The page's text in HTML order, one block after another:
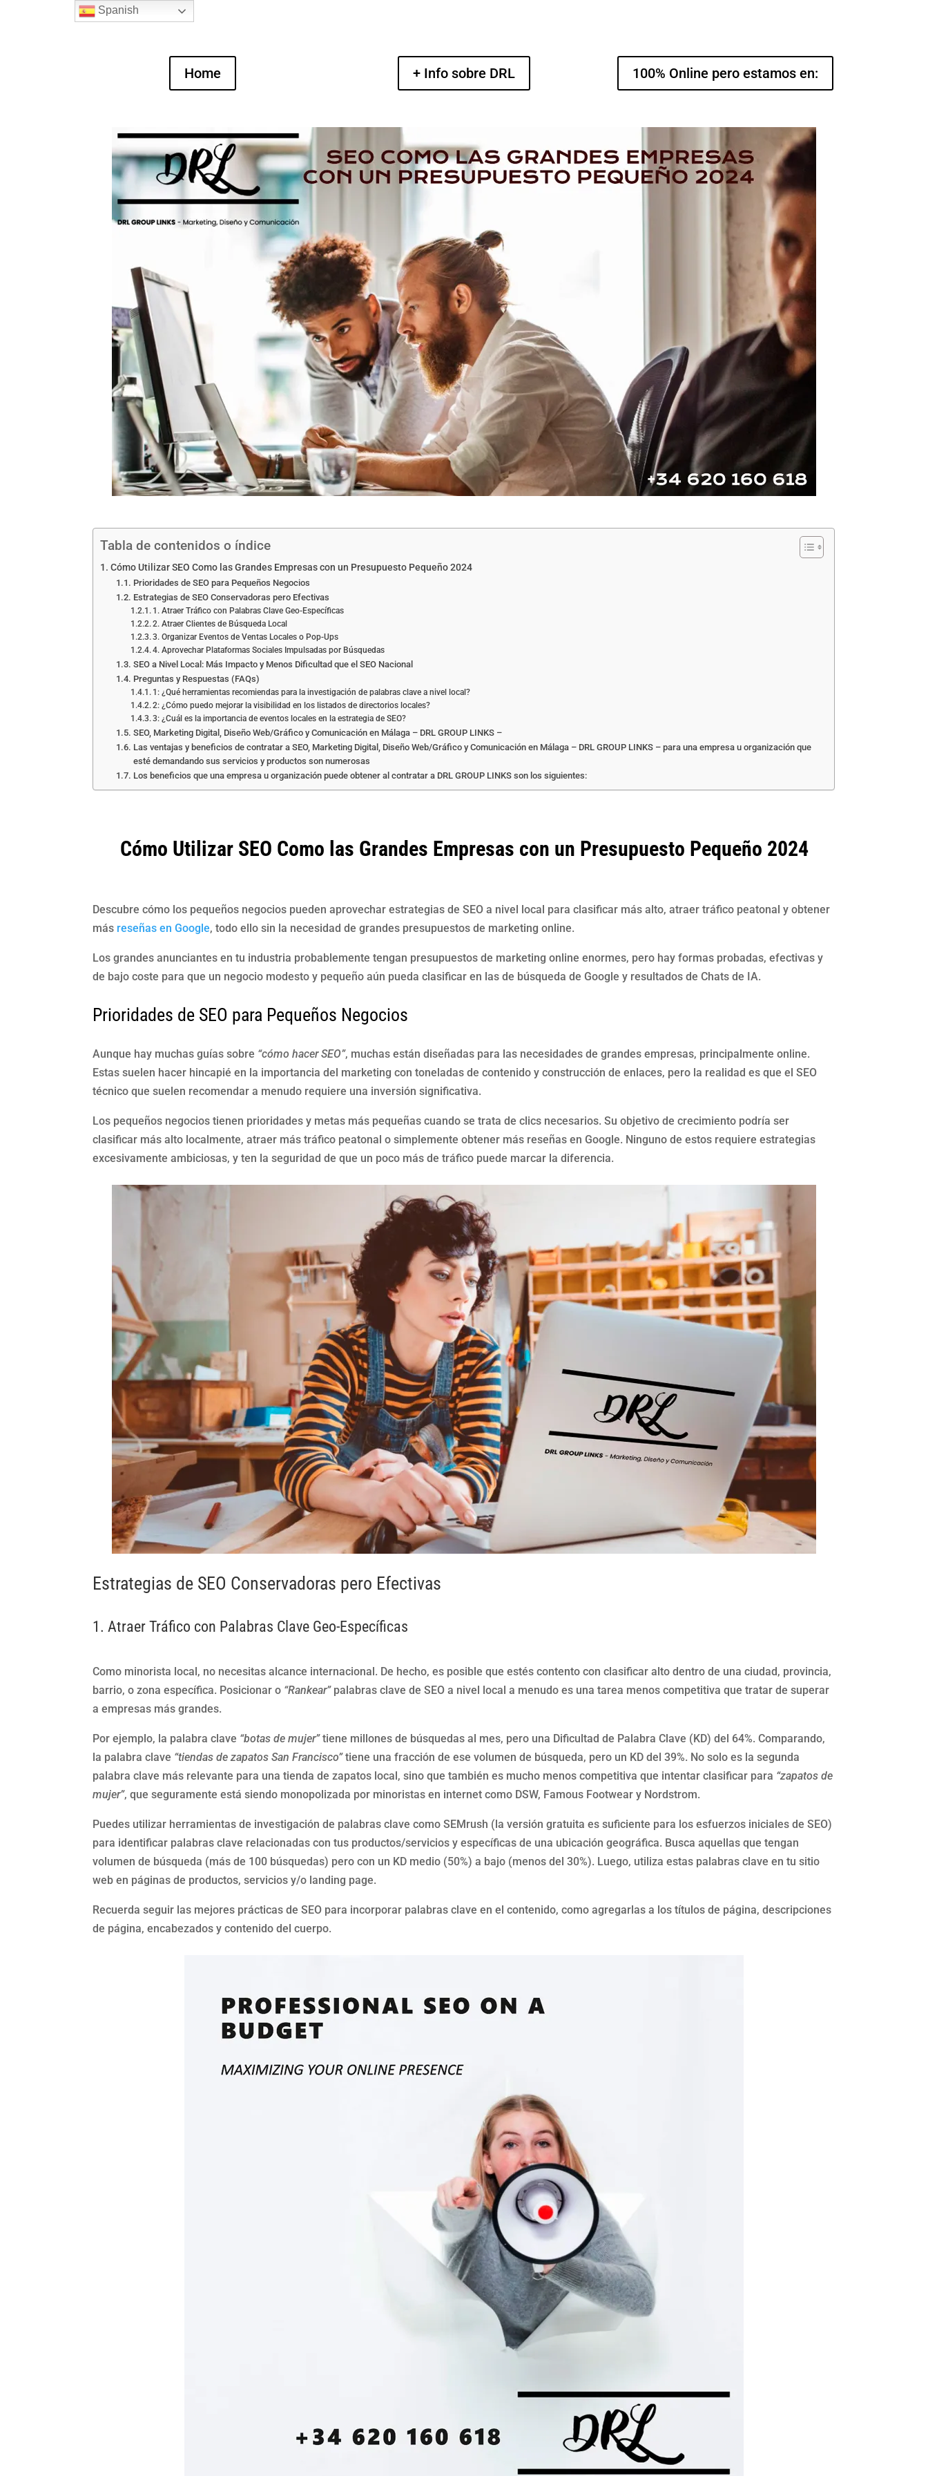
Home + Info sobre DRL 100% Online pero estamos en:
Tabla de contenidos o índice
Cómo Utilizar SEO Como las Grandes Empresas con un Presupuesto Pequeño 2024
Prioridades de SEO para Pequeños Negocios
Estrategias de SEO Conservadoras pero Efectivas
1. Atraer Tráfico con Palabras Clave Geo-Específicas
2. Atraer Clientes de Búsqueda Local
3. Organizar Eventos de Ventas Locales o Pop-Ups
4. Aprovechar Plataformas Sociales Impulsadas por Búsquedas
SEO a Nivel Local: Más Impacto y Menos Dificultad que el SEO Nacional
Preguntas y Respuestas (FAQs)
1: ¿Qué herramientas recomiendas para la investigación de palabras clave a nivel local?
2: ¿Cómo puedo mejorar la visibilidad en los listados de directorios locales?
3: ¿Cuál es la importancia de eventos locales en la estrategia de SEO?
SEO, Marketing Digital, Diseño Web/Gráfico y Comunicación en Málaga – DRL GROUP LINKS –
Las ventajas y beneficios de contratar a SEO, Marketing Digital, Diseño Web/Gráfico y Comunicación en Málaga – DRL GROUP LINKS – para una empresa u organización que
esté demandando sus servicios y productos son numerosas
Los beneficios que una empresa u organización puede obtener al contratar a DRL GROUP LINKS son los siguientes:
Cómo Utilizar SEO Como las Grandes Empresas con un Presupuesto Pequeño 2024
Descubre cómo los pequeños negocios pueden aprovechar estrategias de SEO a nivel local para clasificar más alto, atraer tráfico peatonal y obtener
más reseñas en Google, todo ello sin la necesidad de grandes presupuestos de marketing online.
Los grandes anunciantes en tu industria probablemente tengan presupuestos de marketing online enormes, pero hay formas probadas, efectivas y
de bajo coste para que un negocio modesto y pequeño aún pueda clasificar en las de búsqueda de Google y resultados de Chats de IA.
Prioridades de SEO para Pequeños Negocios
Aunque hay muchas guías sobre “cómo hacer SEO”, muchas están diseñadas para las necesidades de grandes empresas, principalmente online.
Estas suelen hacer hincapié en la importancia del marketing con toneladas de contenido y construcción de enlaces, pero la realidad es que el SEO
técnico que suelen recomendar a menudo requiere una inversión significativa.
Los pequeños negocios tienen prioridades y metas más pequeñas cuando se trata de clics necesarios. Su objetivo de crecimiento podría ser
clasificar más alto localmente, atraer más tráfico peatonal o simplemente obtener más reseñas en Google. Ninguno de estos requiere estrategias
excesivamente ambiciosas, y ten la seguridad de que un poco más de tráfico puede marcar la diferencia.
Estrategias de SEO Conservadoras pero Efectivas
1. Atraer Tráfico con Palabras Clave Geo-Específicas
Como minorista local, no necesitas alcance internacional. De hecho, es posible que estés contento con clasificar alto dentro de una ciudad, provincia,
barrio, o zona específica. Posicionar o “Rankear”palabras clave de SEO a nivel local a menudo es una tarea menos competitiva que tratar de superar
a empresas más grandes.
Por ejemplo, la palabra clave “botas de mujer”tiene millones de búsquedas al mes, pero una Dificultad de Palabra Clave (KD) del 64%. Comparando,
la palabra clave “tiendas de zapatos San Francisco”tiene una fracción de ese volumen de búsqueda, pero un KD del 39%. No solo es la segunda
palabra clave más relevante para una tienda de zapatos local, sino que también es mucho menos competitiva que intentar clasificar para “zapatos de
mujer”, que seguramente está siendo monopolizada por minoristas en internet como DSW, Famous Footwear y Nordstrom.
Puedes utilizar herramientas de investigación de palabras clave como SEMrush (la versión gratuita es suficiente para los esfuerzos iniciales de SEO)
para identificar palabras clave relacionadas con tus productos/servicios y específicas de una ubicación geográfica. Busca aquellas que tengan
volumen de búsqueda (más de 100 búsquedas) pero con un KD medio (50%) a bajo (menos del 30%). Luego, utiliza estas palabras clave en tu sitio
web en páginas de productos, servicios y/o landing page.
Recuerda seguir las mejores prácticas de SEO para incorporar palabras clave en el contenido, como agregarlas a los títulos de página, descripciones
de página, encabezados y contenido del cuerpo.
Spanish